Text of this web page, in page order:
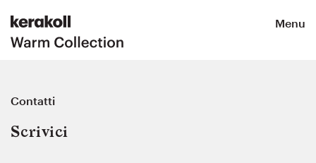
Menu
Contatti
Scrivici